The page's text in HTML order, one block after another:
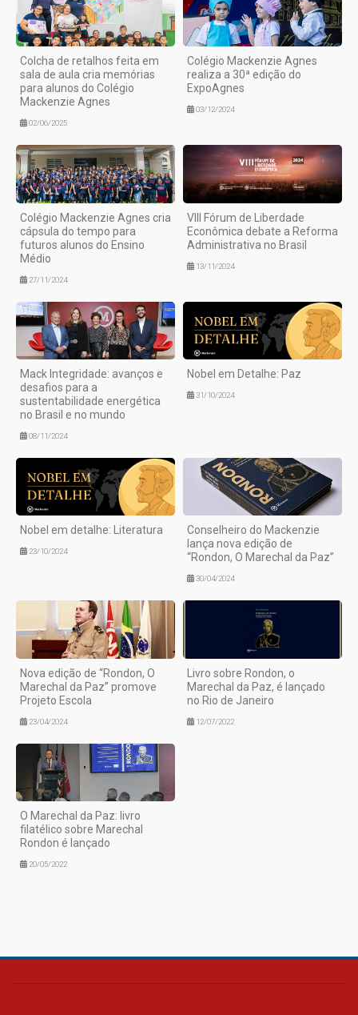
Colcha de retalhos feita em
sala de aula cria memórias
para alunos do Colégio
Mackenzie Agnes
02/06/2025
Colégio Mackenzie Agnes
realiza a 30ª edição do
ExpoAgnes
03/12/2024
Colégio Mackenzie Agnes cria
cápsula do tempo para
futuros alunos do Ensino
Médio
27/11/2024
VIII Fórum de Liberdade
Econômica debate a Reforma
Administrativa no Brasil
13/11/2024
Mack Integridade: avanços e
desafios para a
sustentabilidade energética
no Brasil e no mundo
08/11/2024
Nobel em Detalhe: Paz
31/10/2024
Nobel em detalhe: Literatura
23/10/2024
Conselheiro do Mackenzie
lança nova edição de
“Rondon, O Marechal da Paz”
30/04/2024
Nova edição de “Rondon, O
Marechal da Paz” promove
Projeto Escola
23/04/2024
Livro sobre Rondon, o
Marechal da Paz, é lançado
no Rio de Janeiro
12/07/2022
O Marechal da Paz: livro
filatélico sobre Marechal
Rondon é lançado
20/05/2022